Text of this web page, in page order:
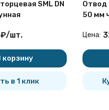
покупателей
SML DN
₽/шт.
корзину
в 1 клик
Отвод (колено) 45° SML DN
50 мм
Цена: